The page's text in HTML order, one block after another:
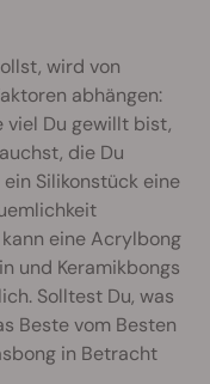
wird von
abhängen:
viel Du gewillt bist,
die Du
Silikonstück eine
eine Acrylbong
und Keramikbongs
Solltest Du, was
Beste vom Besten
in Betracht